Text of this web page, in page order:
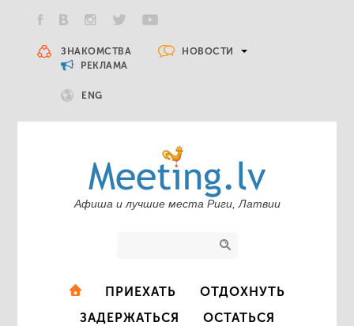
ЗНАКОМСТВА
НОВОСТИ
РЕКЛАМА
ENG
Афиша и лучшие места Риги, Латвии
ПРИЕХАТЬ
ОТДОХНУТЬ
ЗАДЕРЖАТЬСЯ
ОСТАТЬСЯ